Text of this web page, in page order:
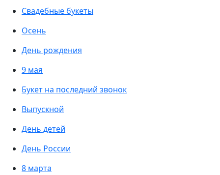
Свадебные букеты
Осень
День рождения
9 мая
Букет на последний звонок
Выпускной
День детей
День России
8 марта